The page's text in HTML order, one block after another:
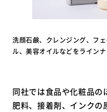
洗顔石鹸、クレンジング、フ
ル、美容オイルなどをライン
同社では食品や化粧品
肥料、接着剤、インク